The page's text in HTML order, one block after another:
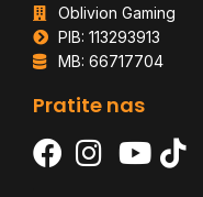
Oblivion Gaming
PIB: 113293913
MB: 66717704
Pratite nas